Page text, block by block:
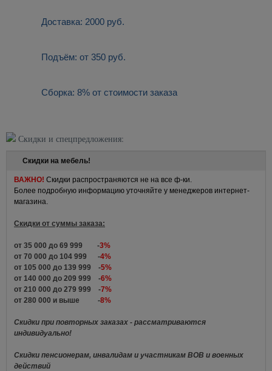
Доставка: 2000 руб.
Подъём: от 350 руб.
Сборка: 8% от стоимости заказа
Скидки и спецпредложения:
Скидки на мебель!
ВАЖНО! Скидки распространяются не на все ф-ки.
Более подробную информацию уточняйте у менеджеров интернет-
магазина.
Скидки от суммы заказа:
от 35 000 до 69 999 -3%
от 70 000 до 104 999 -4%
от 105 000 до 139 999 -5%
от 140 000 до 209 999 -6%
от 210 000 до 279 999 -7%
от 280 000 и выше -8%
Скидки при повторных заказах - рассматриваются
индивидуально!
Скидки пенсионерам, инвалидам и участникам ВОВ и военных
действий